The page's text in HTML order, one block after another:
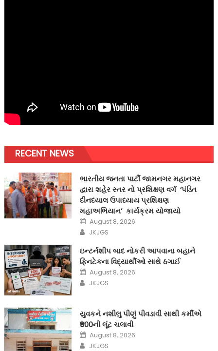
RECENT NEWS
ભારતીય જનતા પાર્ટી જામનગર મહાનગર
દ્વારા શહેર સ્તર નો પ્રશિક્ષણ વર્ગ ‘પંડિત
દીનદયાલ ઉપાધ્યાય પ્રશિક્ષણ
મહાઅભિયાન’ કાર્યક્રમ યોજાયો
Posted
on
August 8, 2026
Author
JKJGS
ઇન્ટર્નશીપ બાદ નોકરી આપવાના બહાને
ફિનટેકના વિદ્યાર્થીઓ સાથે ઠગાઈ
Posted
on
August 8, 2026
Author
JKJGS
યુવકને નશીલુ પીણું પીવડાવી સાથી કર્મીએ
₹900ની લૂંટ ચલાવી
Posted
on
August 8, 2026
Author
JKJGS